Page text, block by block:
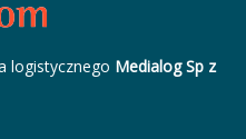
logistycznego Medialog Sp z